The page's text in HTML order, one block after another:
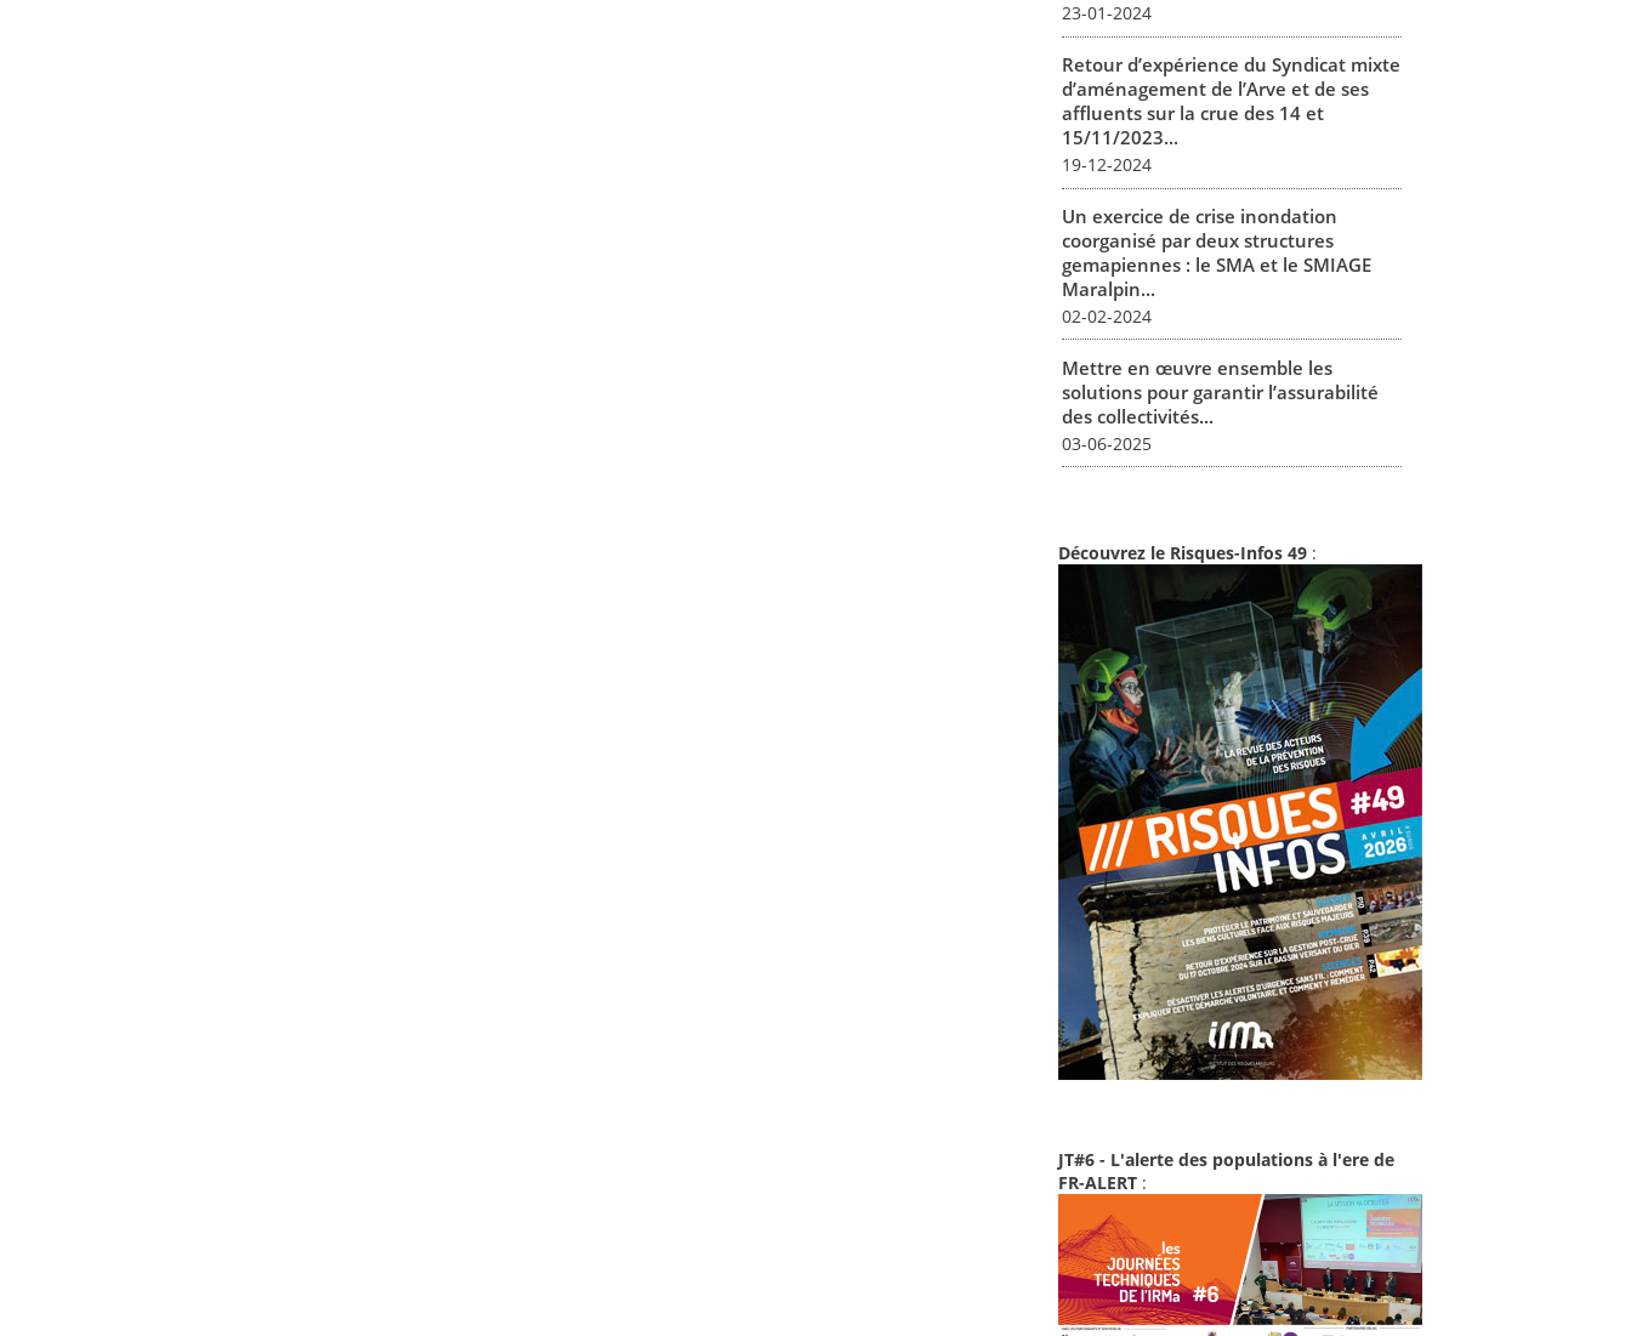
23-01-2024
Retour d’expérience du Syndicat mixte
d’aménagement de l’Arve et de ses
affluents sur la crue des 14 et
15/11/2023...
19-12-2024
Un exercice de crise inondation
coorganisé par deux structures
gemapiennes : le SMA et le SMIAGE
Maralpin...
02-02-2024
Mettre en œuvre ensemble les
solutions pour garantir l’assurabilité
des collectivités...
03-06-2025
Découvrez le Risques-Infos 49 :
JT#6 - L'alerte des populations à l'ere de
FR-ALERT :